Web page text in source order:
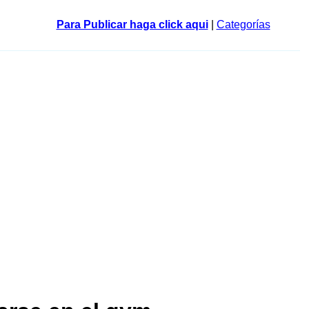
Para Publicar haga click aqui| Categorías